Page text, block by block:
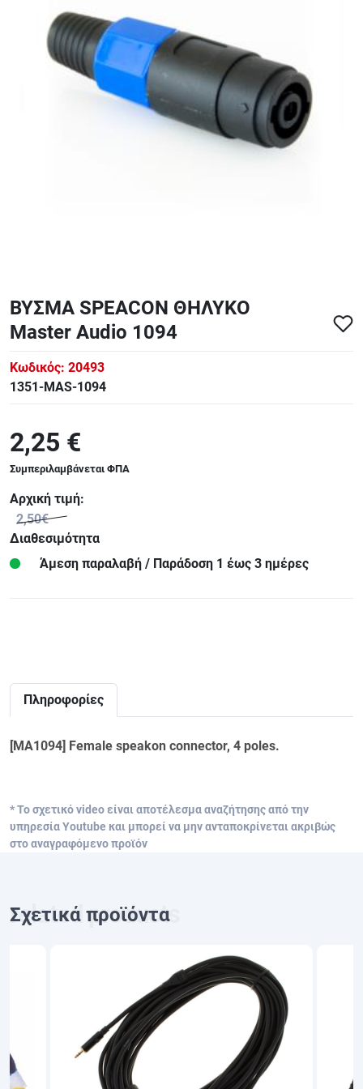
ΒΥΣΜΑ SPEACON ΘΗΛΥΚΟ
Master Audio 1094
Κωδικός: 20493
1351-MAS-1094
2,25 €
Συμπεριλαμβάνεται ΦΠΑ
Αρχική τιμή:
2,50€
Διαθεσιμότητα
Άμεση παραλαβή / Παράδoση 1 έως 3 ημέρες
Πληροφορίες
[MA1094] Female speakon connector, 4 poles.
* Το σχετικό video είναι αποτέλεσμα αναζήτησης από την
υπηρεσία Youtube και μπορεί να μην ανταποκρίνεται ακριβώς
στο αναγραφόμενο προϊόν
Σχετικά προϊόντα
ΑΞΕΣΟΥΑΡ - ΑΝΤΑΛΛΑΚΤΙΚΑ ΚΙΘΑΡΑΣ ΜΠΑΣΟΥ
ΤΕΤΡΑΔΙΑ-DVD-CD